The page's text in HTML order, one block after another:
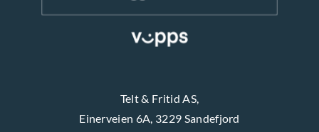
Telt & Fritid AS,
Einerveien 6A, 3229 Sandefjord